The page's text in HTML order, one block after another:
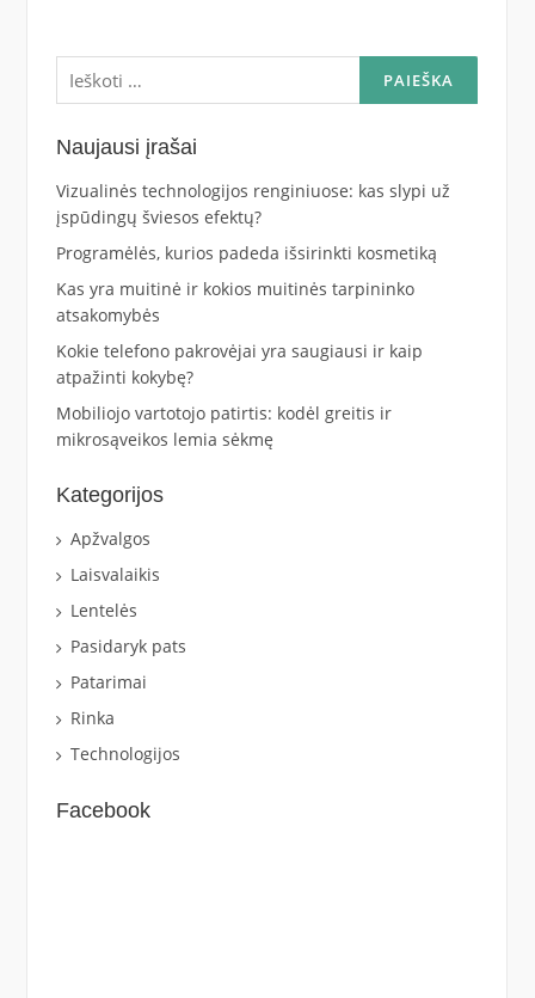
Ieškoti:
Naujausi įrašai
Vizualinės technologijos renginiuose: kas slypi už
įspūdingų šviesos efektų?
Programėlės, kurios padeda išsirinkti kosmetiką
Kas yra muitinė ir kokios muitinės tarpininko
atsakomybės
Kokie telefono pakrovėjai yra saugiausi ir kaip
atpažinti kokybę?
Mobiliojo vartotojo patirtis: kodėl greitis ir
mikrosąveikos lemia sėkmę
Kategorijos
Apžvalgos
Laisvalaikis
Lentelės
Pasidaryk pats
Patarimai
Rinka
Technologijos
Facebook